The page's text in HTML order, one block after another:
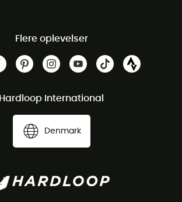
Flere oplevelser
Hardloop International
Denmark